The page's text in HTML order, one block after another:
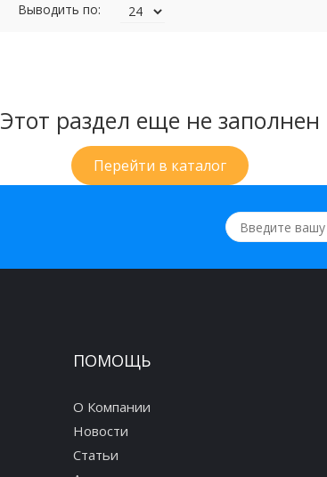
Выводить по:
Этот раздел еще не заполнен
Перейти в каталог
ПОМОЩЬ
О Компании
Новости
Статьи